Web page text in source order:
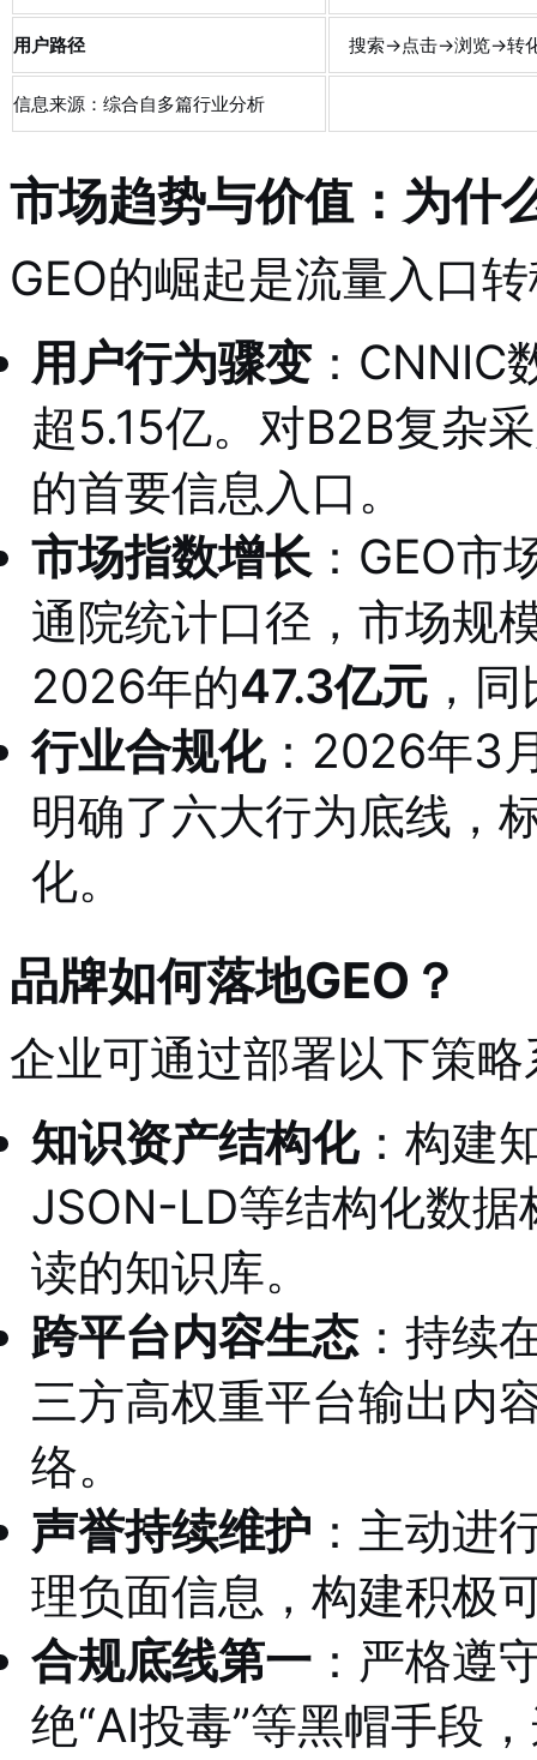
用户路径 搜索→点击→浏览→转
信息来源：综合自多篇行业分析
市场趋势与价值：为什
GEO的崛起是流量入口
用户行为骤变：CNNIC
超5.15亿。对B2B复杂
的首要信息入口 。
市场指数增长 ：GEO
通院统计口径，市场规
2026年的47.3亿元 ，
行业合规化：2026年3
明确了六大行为底线 ，
化。
品牌如何落地GEO？
企业可通过部署以下策
知识资产结构化：构建
JSON-LD等结构化数
读的知识库。
跨平台内容生态 ：持续
三方高权重平台输出内
络。
声誉持续维护 ：主动进
理负面信息，构建积极
合规底线第一 ：严格遵
绝“AI投毒”等黑帽手段